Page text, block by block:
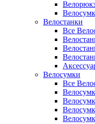
Велостанки
Все
Велосумки
Все